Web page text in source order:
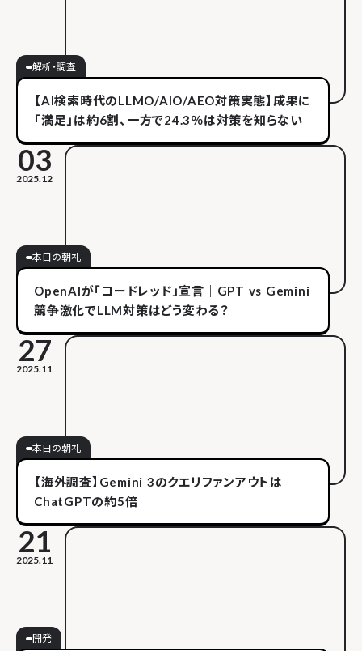
解析・調査
【AI検索時代のLLMO/AIO/AEO対策実態】成果に
「満足」は約6割、一方で24.3％は対策を知らない
03
2025.12
本日の朝礼
OpenAIが「コードレッド」宣言｜GPT vs Gemini
競争激化でLLM対策はどう変わる？
27
2025.11
本日の朝礼
【海外調査】Gemini 3のクエリファンアウトは
ChatGPTの約5倍
21
2025.11
開発